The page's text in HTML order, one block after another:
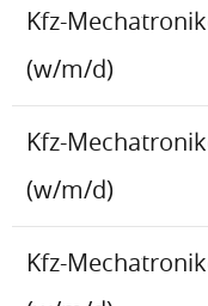
Kfz-
(w/m/d)
Kfz-
(w/m/d)
Kfz-